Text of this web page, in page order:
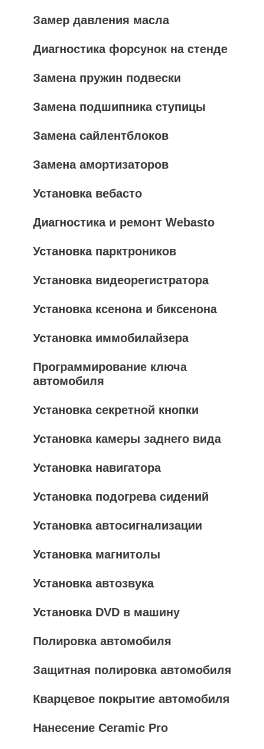
Замер давления масла
Диагностика форсунок на стенде
Замена пружин подвески
Замена подшипника ступицы
Замена сайлентблоков
Замена амортизаторов
Установка вебасто
Диагностика и ремонт Webasto
Установка парктроников
Установка видеорегистратора
Установка ксенона и биксенона
Установка иммобилайзера
Программирование ключа
автомобиля
Установка секретной кнопки
Установка камеры заднего вида
Установка навигатора
Установка подогрева сидений
Установка автосигнализации
Установка магнитолы
Установка автозвука
Установка DVD в машину
Полировка автомобиля
Защитная полировка автомобиля
Кварцевое покрытие автомобиля
Нанесение Ceramic Pro